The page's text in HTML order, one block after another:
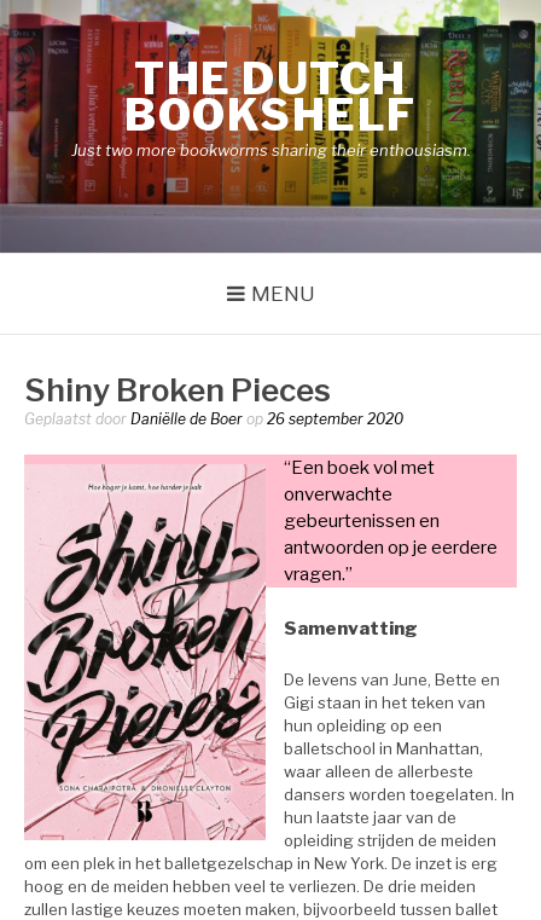
Naar
de
inhoud
springen
THE DUTCH
BOOKSHELF
Just two more bookworms sharing their enthousiasm.
MENU
Shiny Broken Pieces
Geplaatst door Daniëlle de Boer op 26 september 2020
“Een boek vol met
onverwachte
gebeurtenissen en
antwoorden op je eerdere
vragen.”
Samenvatting
De levens van June, Bette en
Gigi staan in het teken van
hun opleiding op een
balletschool in Manhattan,
waar alleen de allerbeste
dansers worden toegelaten. In
hun laatste jaar van de
opleiding strijden de meiden
om een plek in het balletgezelschap in New York. De inzet is erg
hoog en de meiden hebben veel te verliezen. De drie meiden
zullen lastige keuzes moeten maken, bijvoorbeeld tussen ballet